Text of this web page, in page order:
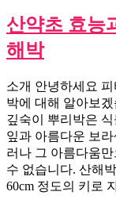
산약초 효능
해박
소개 안녕하세요
박에 대해 알아보
깊숙이 뿌리박은
잎과 아름다운 보
러나 그 아름다움
수 없습니다. 산해
60cm 정도의 키로